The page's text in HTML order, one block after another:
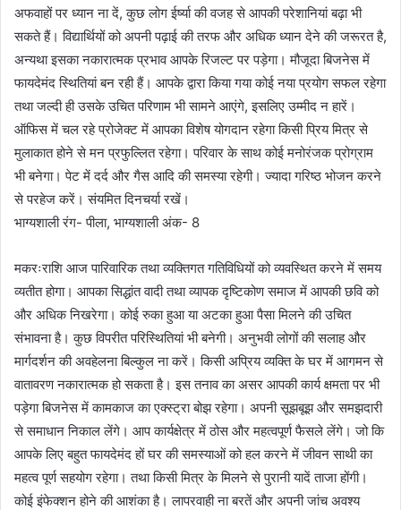
अफवाहों पर ध्यान ना दें, कुछ लोग ईर्ष्या की वजह से आपकी परेशानियां बढ़ा भी
सकते हैं। विद्यार्थियों को अपनी पढ़ाई की तरफ और अधिक ध्यान देने की जरूरत है,
अन्यथा इसका नकारात्मक प्रभाव आपके रिजल्ट पर पड़ेगा। मौजूदा बिजनेस में
फायदेमंद स्थितियां बन रही हैं। आपके द्वारा किया गया कोई नया प्रयोग सफल रहेगा
तथा जल्दी ही उसके उचित परिणाम भी सामने आएंगे, इसलिए उम्मीद न हारें।
ऑफिस में चल रहे प्रोजेक्ट में आपका विशेष योगदान रहेगा किसी प्रिय मित्र से
मुलाकात होने से मन प्रफुल्लित रहेगा। परिवार के साथ कोई मनोरंजक प्रोग्राम
भी बनेगा। पेट में दर्द और गैस आदि की समस्या रहेगी। ज्यादा गरिष्ठ भोजन करने
से परहेज करें। संयमित दिनचर्या रखें।
भाग्यशाली रंग- पीला, भाग्यशाली अंक- 8
मकरःराशि आज पारिवारिक तथा व्यक्तिगत गतिविधियों को व्यवस्थित करने में समय
व्यतीत होगा। आपका सिद्धांत वादी तथा व्यापक दृष्टिकोण समाज में आपकी छवि को
और अधिक निखरेगा। कोई रुका हुआ या अटका हुआ पैसा मिलने की उचित
संभावना है। कुछ विपरीत परिस्थितियां भी बनेगी। अनुभवी लोगों की सलाह और
मार्गदर्शन की अवहेलना बिल्कुल ना करें। किसी अप्रिय व्यक्ति के घर में आगमन से
वातावरण नकारात्मक हो सकता है। इस तनाव का असर आपकी कार्य क्षमता पर भी
पड़ेगा बिजनेस में कामकाज का एक्स्ट्रा बोझ रहेगा। अपनी सूझबूझ और समझदारी
से समाधान निकाल लेंगे। आप कार्यक्षेत्र में ठोस और महत्वपूर्ण फैसले लेंगे। जो कि
आपके लिए बहुत फायदेमंद हों घर की समस्याओं को हल करने में जीवन साथी का
महत्व पूर्ण सहयोग रहेगा। तथा किसी मित्र के मिलने से पुरानी यादें ताजा होंगी।
कोई इंफेक्शन होने की आशंका है। लापरवाही ना बरतें और अपनी जांच अवश्य